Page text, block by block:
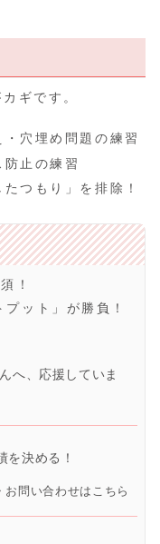
ギです。
穴埋め問題の練習
止の練習
つもり」を排除！
！
ット」が勝負！
へ、応援していま
を決める！
お問い合わせはこちら